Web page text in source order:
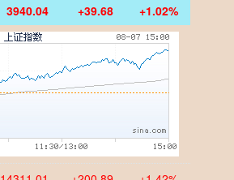
3940.04 +39.68 +1.02%